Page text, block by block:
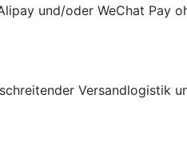
und/oder WeChat Pay
Versandlogistik